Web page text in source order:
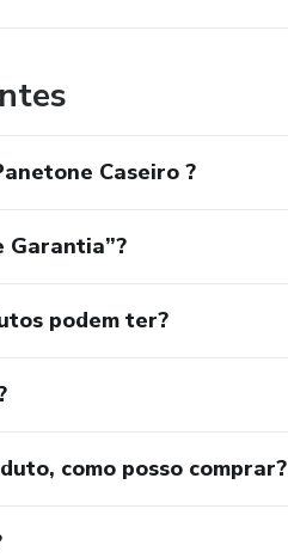
Caseiro ?
Garantia”?
podem ter?
como posso comprar?